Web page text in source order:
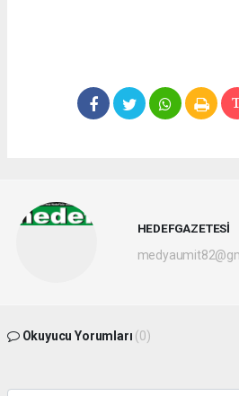
HEDEFGAZETESİ
Okuyucu Yorumları (0)